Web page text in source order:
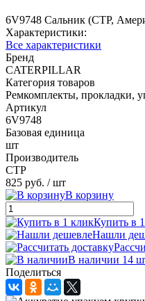
6V9748 Сальник (CTP,
Характеристики:
Все характеристики
Бренд
CATERPILLAR
Категория товаров
Ремкомплекты, прокладки,
Артикул
6V9748
Базовая единица
шт
Производитель
CTP
825 руб. / шт
В корзину
Купить в
Нашли
В наличии 14
Поделиться